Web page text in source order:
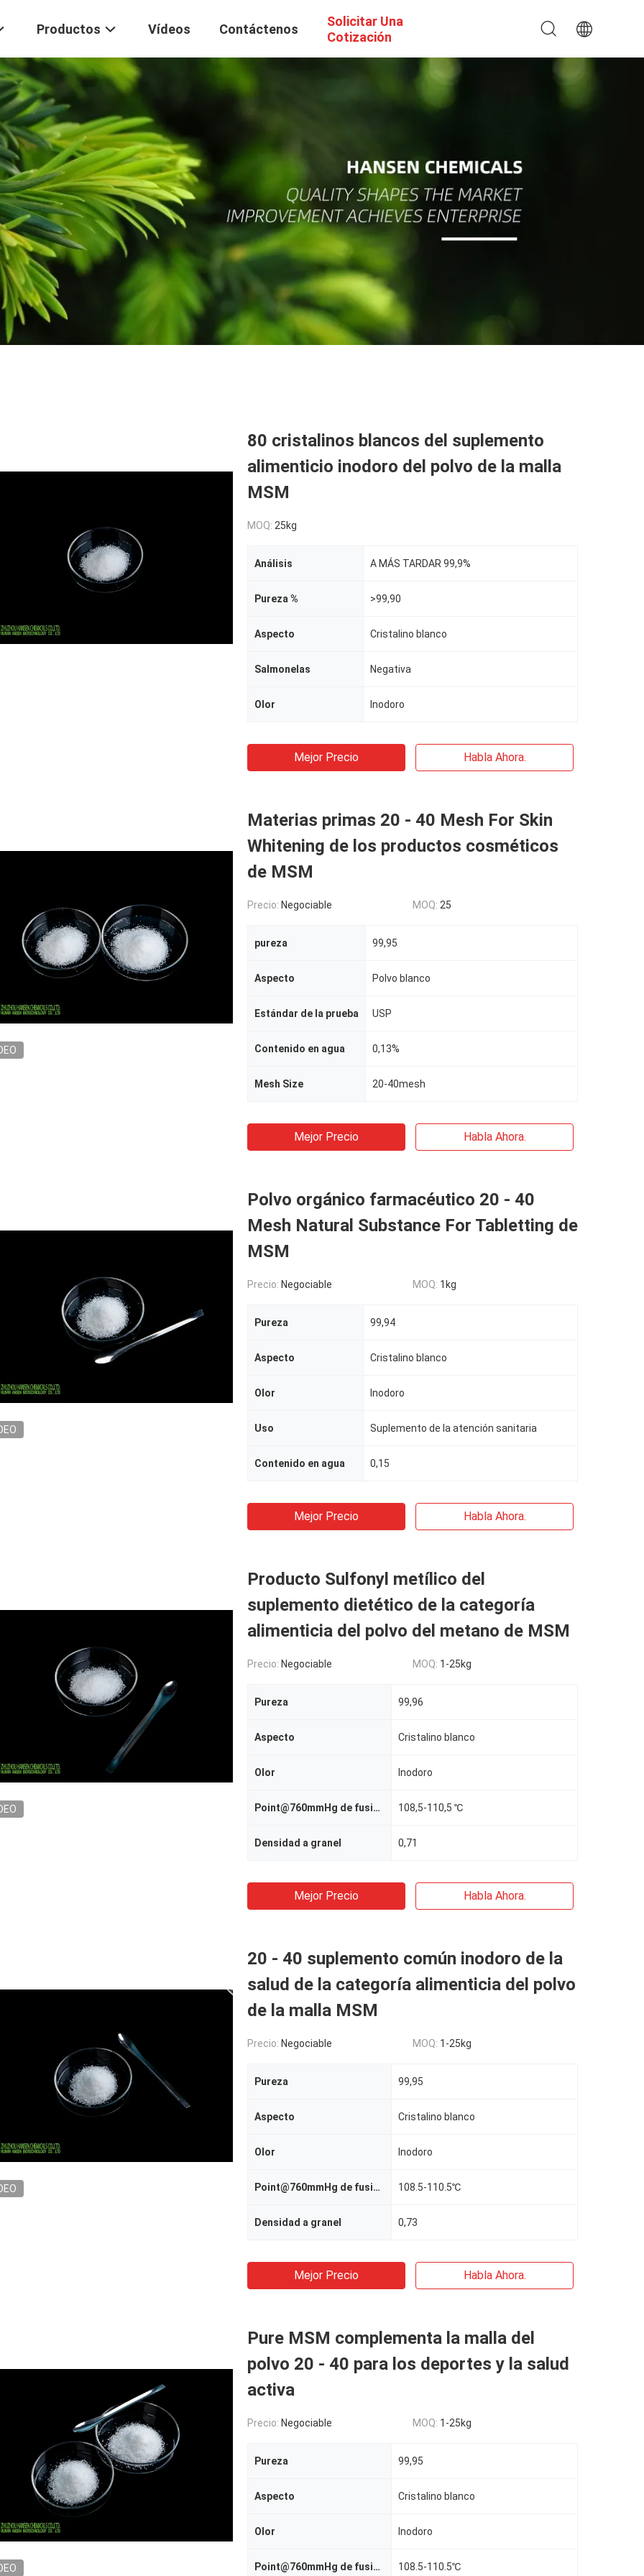
Productos Vídeos Contáctenos
Solicitar Una
Cotización
80 cristalinos blancos del suplemento
alimenticio inodoro del polvo de la malla
MSM
MOQ: 25kg
Análisis A MÁS TARDAR 99,9%
Pureza % >99,90
Aspecto Cristalino blanco
Salmonelas Negativa
Olor Inodoro
Mejor Precio Habla Ahora.
Materias primas 20 - 40 Mesh For Skin
Whitening de los productos cosméticos
de MSM
Precio: Negociable MOQ: 25
pureza 99,95
Aspecto Polvo blanco
Estándar de la prueba USP
Contenido en agua 0,13%
Mesh Size 20-40mesh
Mejor Precio Habla Ahora.
Polvo orgánico farmacéutico 20 - 40
Mesh Natural Substance For Tabletting de
MSM
Precio: Negociable MOQ: 1kg
Pureza 99,94
Aspecto Cristalino blanco
Olor Inodoro
Uso Suplemento de la atención sanitaria
Contenido en agua 0,15
Mejor Precio Habla Ahora.
Producto Sulfonyl metílico del
suplemento dietético de la categoría
alimenticia del polvo del metano de MSM
Precio: Negociable MOQ: 1-25kg
Pureza 99,96
Aspecto Cristalino blanco
Olor Inodoro
Point@760mmHg de fusión 108,5-110,5 ℃
Densidad a granel 0,71
Mejor Precio Habla Ahora.
20 - 40 suplemento común inodoro de la
salud de la categoría alimenticia del polvo
de la malla MSM
Precio: Negociable MOQ: 1-25kg
Pureza 99,95
Aspecto Cristalino blanco
Olor Inodoro
Point@760mmHg de fusión 108.5-110.5℃
Densidad a granel 0,73
Mejor Precio Habla Ahora.
Pure MSM complementa la malla del
polvo 20 - 40 para los deportes y la salud
activa
Precio: Negociable MOQ: 1-25kg
Pureza 99,95
Aspecto Cristalino blanco
Olor Inodoro
Point@760mmHg de fusión 108.5-110.5℃